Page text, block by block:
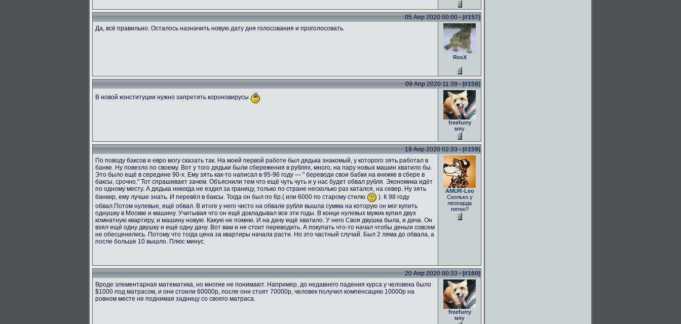
05 Апр 2020 00:00 - [#157]
Да, всё правильно. Осталось назначить новую дату дня голосования и проголосовать.
RexX
09 Апр 2020 11:39 - [#158]
В новой конституции нужно запретить короновирусы
freefurry
мяу
19 Апр 2020 02:33 - [#159]
По поводу баксов и евро могу сказать так. На моей первой работе был дядька знакомый, у которого зять работал в
банке. Ну повезло по своему. Вот у того дядьки были сбережения в рублях, много, на пару новых машин хватило бы.
Это было ещё в середине 90-х. Ему зять как-то написал в 95-96 году — " береводи свои бабки на книжке в сбере в
баксы, срочно." Тот спрашивает зачем. Объяснили тем что ещё чуть чуть и у нас будет обвал рубля. Экономика идёт
по одному месту. А дядька никогда не ездил за границу, только по стране несколько раз катался, на север. Ну зять
банкир, ему лучше знать. И перевёл в баксы. Тогда он был по 6р.( или 6000 по старому стилю
). К 98 году
обвал.Потом нулевые, ещё обвал. В итоге у него чисто на обвале рубля вышла сумма на которую он мог купить
однушку в Москве и машину. Учитывая что он ещё докладывал все эти годы. В конце нулевых мужик купил двух
комнатную квартиру, и машину новую. Какую не помню. И на дачу ещё хватило. У него Своя двушка была, и дача. Он
взял ещё одну двушку и ещё одну дачу. Вот вам и не стоит переводить. А покупать что-то начал чтобы деньги совсем
не обесценились. Потому что тогда цена за квартиры начала расти. Но это частный случай. Был 2 ляма до обвала, а
после больше 10 вышло. Плюс минус.
AMUR-Leo
Сколько у
леопарда
пятен?
20 Апр 2020 00:33 - [#160]
Вроде элементарная математика, но многие не понимают. Например, до недавнего падения курса у человека было
$1000 под матрасом, и они стоили 60000р, после они стоят 70000р, человек получил компенсацию 10000р на
ровном месте не поднимая задницу со своего матраса.
freefurry
мяу